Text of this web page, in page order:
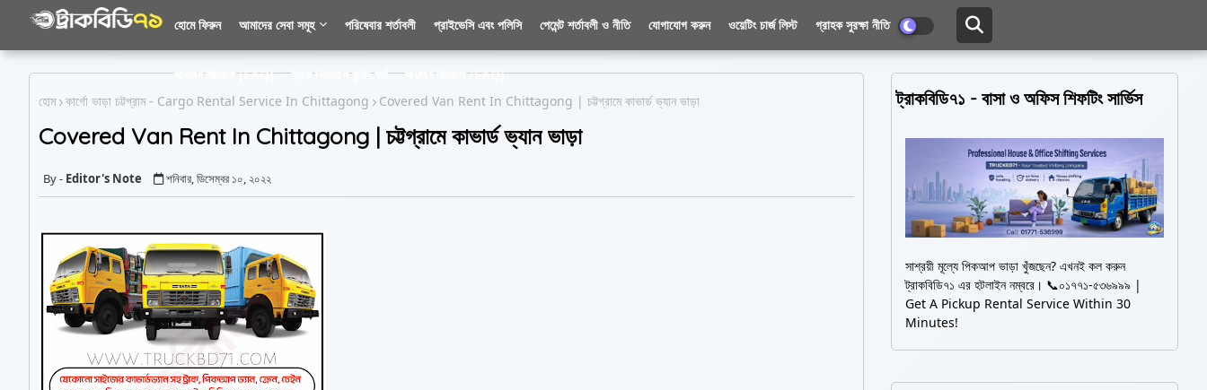
হোমে ফিরুন আমাদের সেবা সমূহ পরিষেবার শর্তাবলী প্রাইভেসি এবং পলিসি পেমেন্ট শর্তাবলী ও নীতি যোগাযোগ করুন ওয়েটিং চার্জ লিস্ট গ্রাহক সুরক্ষা নীতি
সাধারণ জিজ্ঞাসা (FAQ) ট্রাক পিকআপ বুকিং ফর্ম
সাধারণ জিজ্ঞাসা (FAQ)
হোম কার্গো ভাড়া চট্টগ্রাম - Cargo Rental Service In Chittagong Covered Van Rent In Chittagong | চট্টগ্রামে কাভার্ড ভ্যান ভাড়া
Covered Van Rent In Chittagong | চট্টগ্রামে কাভার্ড ভ্যান ভাড়া
Editor's Note শনিবার, ডিসেম্বর ১০, ২০২২
ট্রাকবিডি৭১ - বাসা ও অফিস শিফটিং সার্ভিস
সাশ্রয়ী মূল্যে পিকআপ ভাড়া খুঁজছেন? এখনই কল করুন
ট্রাকবিডি৭১ এর হটলাইন নম্বরে। 📞০১৭৭১-৫৩৬৯৯৯ |
Get A Pickup Rental Service Within 30
Minutes!